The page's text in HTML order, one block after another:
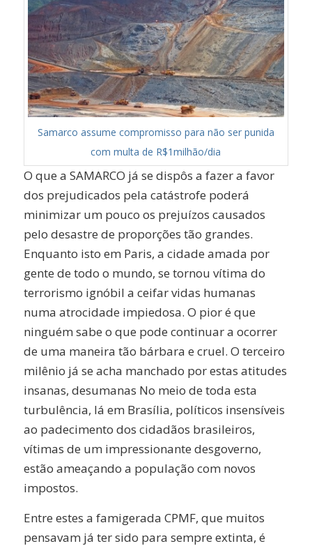
Samarco assume compromisso para não ser punida
com multa de R$1milhão/dia
O que a SAMARCO já se dispôs a fazer a favor
dos prejudicados pela catástrofe poderá
minimizar um pouco os prejuízos causados
pelo desastre de proporções tão grandes.
Enquanto isto em Paris, a cidade amada por
gente de todo o mundo, se tornou vítima do
terrorismo ignóbil a ceifar vidas humanas
numa atrocidade impiedosa. O pior é que
ninguém sabe o que pode continuar a ocorrer
de uma maneira tão bárbara e cruel. O terceiro
milênio já se acha manchado por estas atitudes
insanas, desumanas No meio de toda esta
turbulência, lá em Brasília, políticos insensíveis
ao padecimento dos cidadãos brasileiros,
vítimas de um impressionante desgoverno,
estão ameaçando a população com novos
impostos.
Entre estes a famigerada CPMF, que muitos
pensavam já ter sido para sempre extinta, é